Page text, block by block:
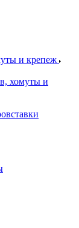
и крепеж
хомуты и